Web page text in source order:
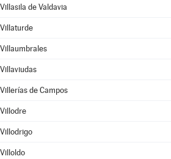
Villasila de Valdavia
Villaturde
Villaumbrales
Villaviudas
Villerías de Campos
Villodre
Villodrigo
Villoldo